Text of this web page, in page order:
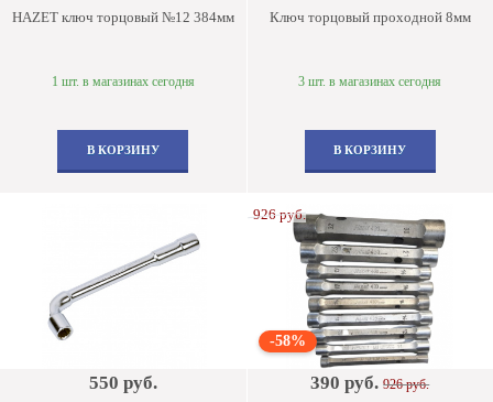
HAZET ключ торцовый №12 384мм
1 шт. в магазинах сегодня
В КОРЗИНУ
Ключ торцовый проходной 8мм
3 шт. в магазинах сегодня
В КОРЗИНУ
550 руб.
926 руб.
-58%
390 руб.926 руб.